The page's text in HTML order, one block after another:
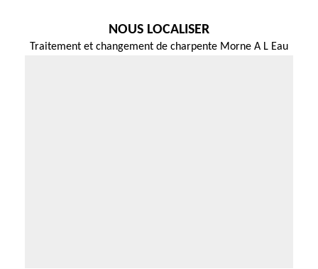
NOUS LOCALISER
Traitement et changement de charpente Morne A L Eau